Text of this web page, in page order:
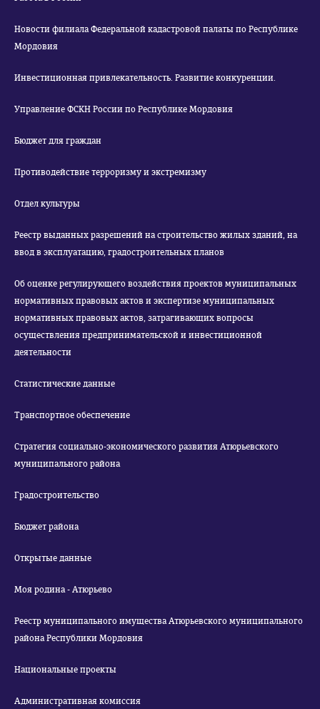
Новости филиала Федеральной кадастровой палаты по Республике
Мордовия
Инвестиционная привлекательность. Развитие конкуренции.
Управление ФСКН России по Республике Мордовия
Бюджет для граждан
Противодействие терроризму и экстремизму
Отдел культуры
Реестр выданных разрешений на строительство жилых зданий, на
ввод в эксплуатацию, градостроительных планов
Об оценке регулирующего воздействия проектов муниципальных
нормативных правовых актов и экспертизе муниципальных
нормативных правовых актов, затрагивающих вопросы
осуществления предпринимательской и инвестиционной
деятельности
Статистические данные
Транспортное обеспечение
Стратегия социально-экономического развития Атюрьевского
муниципального района
Градостроительство
Бюджет района
Открытые данные
Моя родина - Атюрьево
Реестр муниципального имущества Атюрьевского муниципального
района Республики Мордовия
Национальные проекты
Административная комиссия